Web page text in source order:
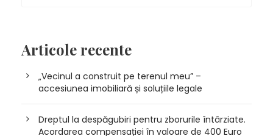
Articole recente
„Vecinul a construit pe terenul meu” –
accesiunea imobiliară și soluțiile legale
Dreptul la despăgubiri pentru zborurile întârziate.
Acordarea compensației în valoare de 400 Euro